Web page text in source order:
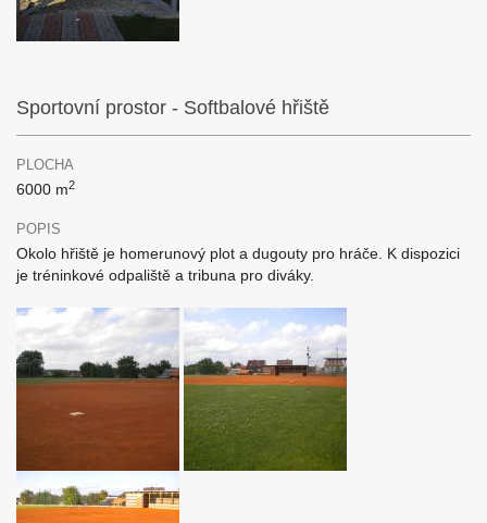
Sportovní prostor - Softbalové hřiště
PLOCHA
6000 m2
POPIS
Okolo hřiště je homerunový plot a dugouty pro hráče. K dispozici
je tréninkové odpaliště a tribuna pro diváky.